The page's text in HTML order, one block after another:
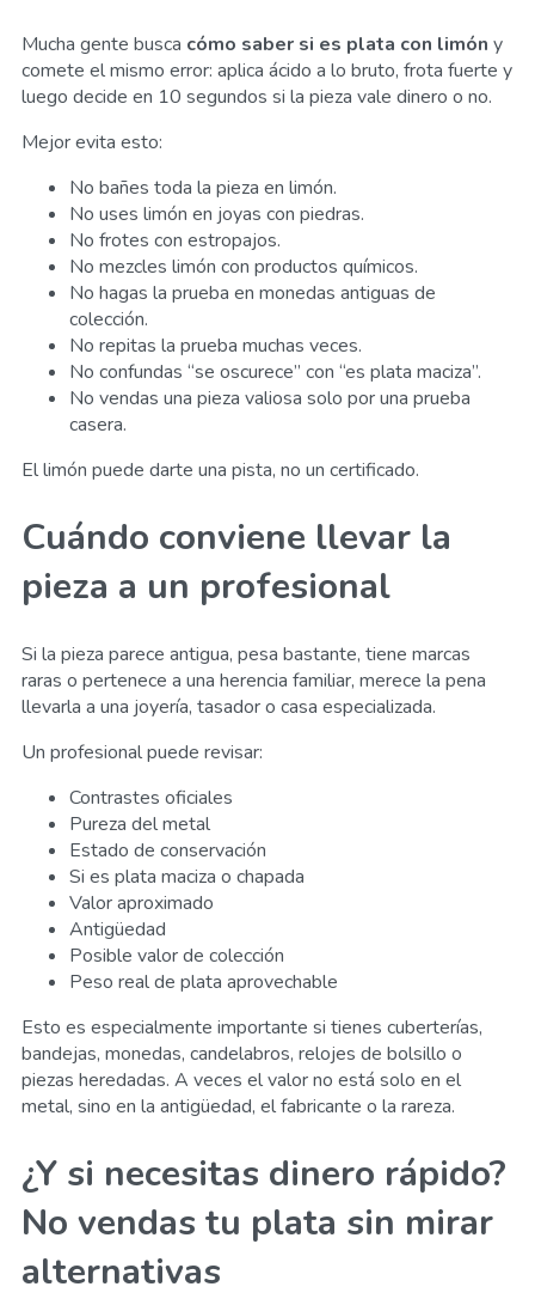
Mucha gente busca cómo saber si es plata con limón y
comete el mismo error: aplica ácido a lo bruto, frota fuerte y
luego decide en 10 segundos si la pieza vale dinero o no.
Mejor evita esto:
No bañes toda la pieza en limón.
No uses limón en joyas con piedras.
No frotes con estropajos.
No mezcles limón con productos químicos.
No hagas la prueba en monedas antiguas de
colección.
No repitas la prueba muchas veces.
No confundas “se oscurece” con “es plata maciza”.
No vendas una pieza valiosa solo por una prueba
casera.
El limón puede darte una pista, no un certificado.
Cuándo conviene llevar la
pieza a un profesional
Si la pieza parece antigua, pesa bastante, tiene marcas
raras o pertenece a una herencia familiar, merece la pena
llevarla a una joyería, tasador o casa especializada.
Un profesional puede revisar:
Contrastes oficiales
Pureza del metal
Estado de conservación
Si es plata maciza o chapada
Valor aproximado
Antigüedad
Posible valor de colección
Peso real de plata aprovechable
Esto es especialmente importante si tienes cuberterías,
bandejas, monedas, candelabros, relojes de bolsillo o
piezas heredadas. A veces el valor no está solo en el
metal, sino en la antigüedad, el fabricante o la rareza.
¿Y si necesitas dinero rápido?
No vendas tu plata sin mirar
alternativas